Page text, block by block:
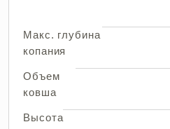
Макс. глубина
копания
Объем
ковша
Высота